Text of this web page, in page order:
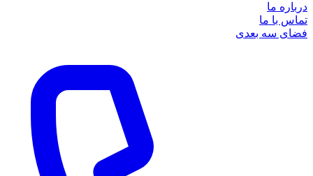
درباره ما
تماس با ما
فضای سه بعدی